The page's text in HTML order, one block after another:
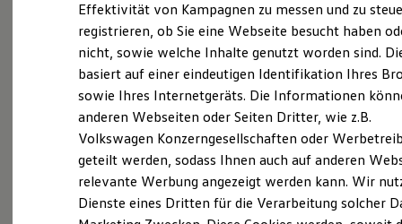
Batterie
Sicherheit
Garantie und Lebensdauer
Nachhaltigkeit
Technologie
Kosten und Kauf
Verbrauchskosten
Kaufoptionen
E-Auto-Förderung
Software und Konnektivität
Die ID. Software 6
ID. Software Versionen und Updates
Digitale Extras
Schnittstellen zu Ihrem ID.
Servicetermin buchen
Serviceanfrage stellen
Effektivität von Kampagnen zu messen und zu
registrieren, ob Sie eine Webseite besucht haben
nicht, sowie welche Inhalte genutzt worden sind.
basiert auf einer eindeutigen Identifikation Ihres
sowie Ihres Internetgeräts. Die Informationen
anderen Webseiten oder Seiten Dritter, wie z.B.
Volkswagen Konzerngesellschaften oder
geteilt werden, sodass Ihnen auch auf anderen
relevante Werbung angezeigt werden kann. Wir
Dienste eines Dritten für die Verarbeitung solcher